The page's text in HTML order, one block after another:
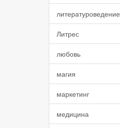
литературоведение
Литрес
любовь
магия
маркетинг
медицина